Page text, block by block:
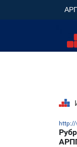
http://